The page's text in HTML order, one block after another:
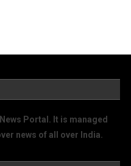
Portal. It is managed
news of all over India.